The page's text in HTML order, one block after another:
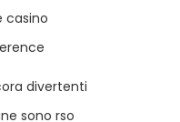
casino
divertenti
sono rso